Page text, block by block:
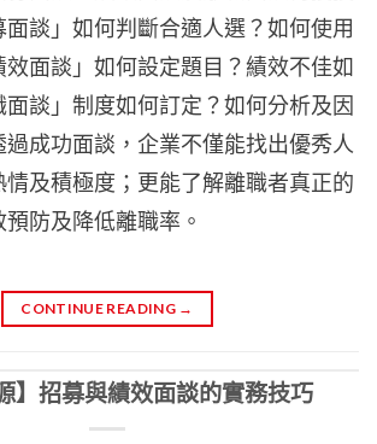
談」如何判斷合適人選？如何使用
面談」如何設定題目？績效不佳如
談」制度如何訂定？如何分析及因
成功面談，企業不僅能找出優秀人
及積極度；更能了解離職者真正的
防及降低離職率。
CONTINUE READING →
】招募與績效面談的實務技巧